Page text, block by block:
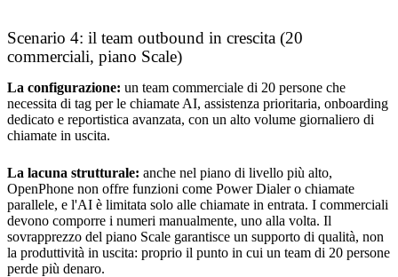
Scenario 4: il team outbound in crescita (20
commerciali, piano Scale)
La configurazione: un team commerciale di 20 persone che
necessita di tag per le chiamate AI, assistenza prioritaria, onboarding
dedicato e reportistica avanzata, con un alto volume giornaliero di
chiamate in uscita.
La lacuna strutturale: anche nel piano di livello più alto,
OpenPhone non offre funzioni come Power Dialer o chiamate
parallele, e l'AI è limitata solo alle chiamate in entrata. I commerciali
devono comporre i numeri manualmente, uno alla volta. Il
sovrapprezzo del piano Scale garantisce un supporto di qualità, non
la produttività in uscita: proprio il punto in cui un team di 20 persone
perde più denaro.